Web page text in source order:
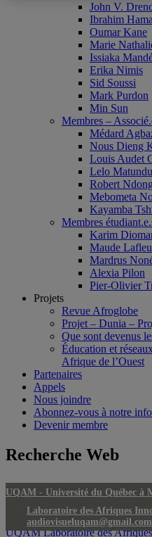
John V.
Ibrahim
Oumar Kane
Marie
Issiaka
Erika Nimis
Sid Soussi
Mark Purdon
Min Sun
Membres –
Médard
Nous Dieng
Louis Audet
Lelo Matundu
Robert Ndong
Mebometa
Kayamba
Membres
Karim
Maude
Mardrus
Alexia Pilon
Pier-Olivier
Projets
Revue Afroglobe
Projet – Dunia –
Que sont devenus
Éducation et
Afrique de l’Ouest
Partenaires
Appels
Nous joindre
Abonnez-vous à notre
Devenir membre
Recherche Web
UQAM - Université du Québec à
Laboratoire des Afriques
audiovisueluqam@gmail.com
UQAM Laboratoire des